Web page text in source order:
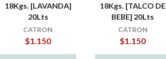
18Kgs. [LAVANDA]
20Lts
CATRON
$1.150
18Kgs. [TALCO DE
BEBE] 20Lts
CATRON
$1.150